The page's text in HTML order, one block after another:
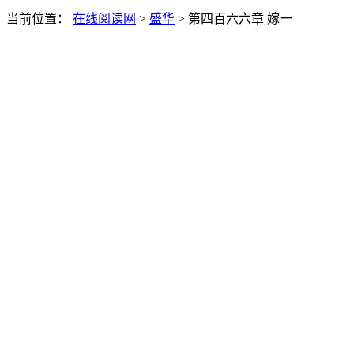
当前位置： 在线阅读网 > 盛华 > 第四百六六章 嫁一